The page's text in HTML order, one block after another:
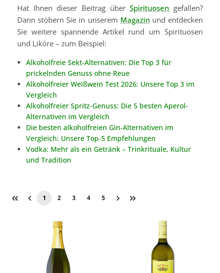
Hat Ihnen dieser Beitrag überSpirituosen gefallen?
Dann stöbern Sie in unserem Magazinund entdecken
Sie weitere spannende Artikel rund um Spirituosen
und Liköre – zum Beispiel:
Alkoholfreie Sekt-Alternativen: Die Top 3 für
prickelnden Genuss ohne Reue
Alkoholfreier Weißwein Test 2026: Unsere Top 3 im
Vergleich
Alkoholfreier Spritz-Genuss: Die 5 besten Aperol-
Alternativen im Vergleich
Die besten alkoholfreien Gin-Alternativen im
Vergleich: Unsere Top-5 Empfehlungen
Vodka: Mehr als ein Getränk – Trinkrituale, Kultur
und Tradition
1 2 3 4 5